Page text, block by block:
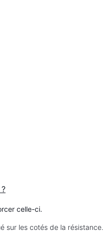
celle-ci.
sur les cotés de la résistance.